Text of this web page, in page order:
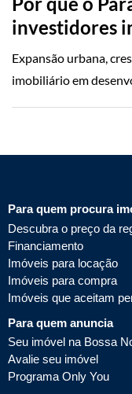
investidores
Expansão urbana,
imobiliário em
Para quem procura
Descubra o preço da
Financiamento
Imóveis para locação
Imóveis para compra
Imóveis que aceitam
Para quem anuncia
Seu imóvel na Bossa
Avalie seu imóvel
Programa Only You